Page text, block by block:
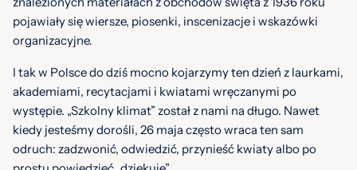
pojawiały się wiersze, piosenki, inscenizacje i wskazówki
organizacyjne.
I tak w Polsce do dziś mocno kojarzymy ten dzień z laurkami,
akademiami, recytacjami i kwiatami wręczanymi po
występie. „Szkolny klimat” został z nami na długo. Nawet
kiedy jesteśmy dorośli, 26 maja często wraca ten sam
odruch: zadzwonić, odwiedzić, przynieść kwiaty albo po